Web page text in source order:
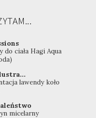
ciała Hagi Aqua
lawendy koło
micelarny